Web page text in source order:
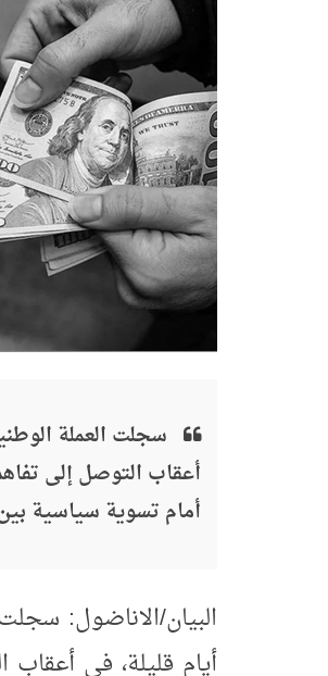
أعقاب التوصل إلى
أمام تسوية سياسية
أيام قليلة، في أعقاب